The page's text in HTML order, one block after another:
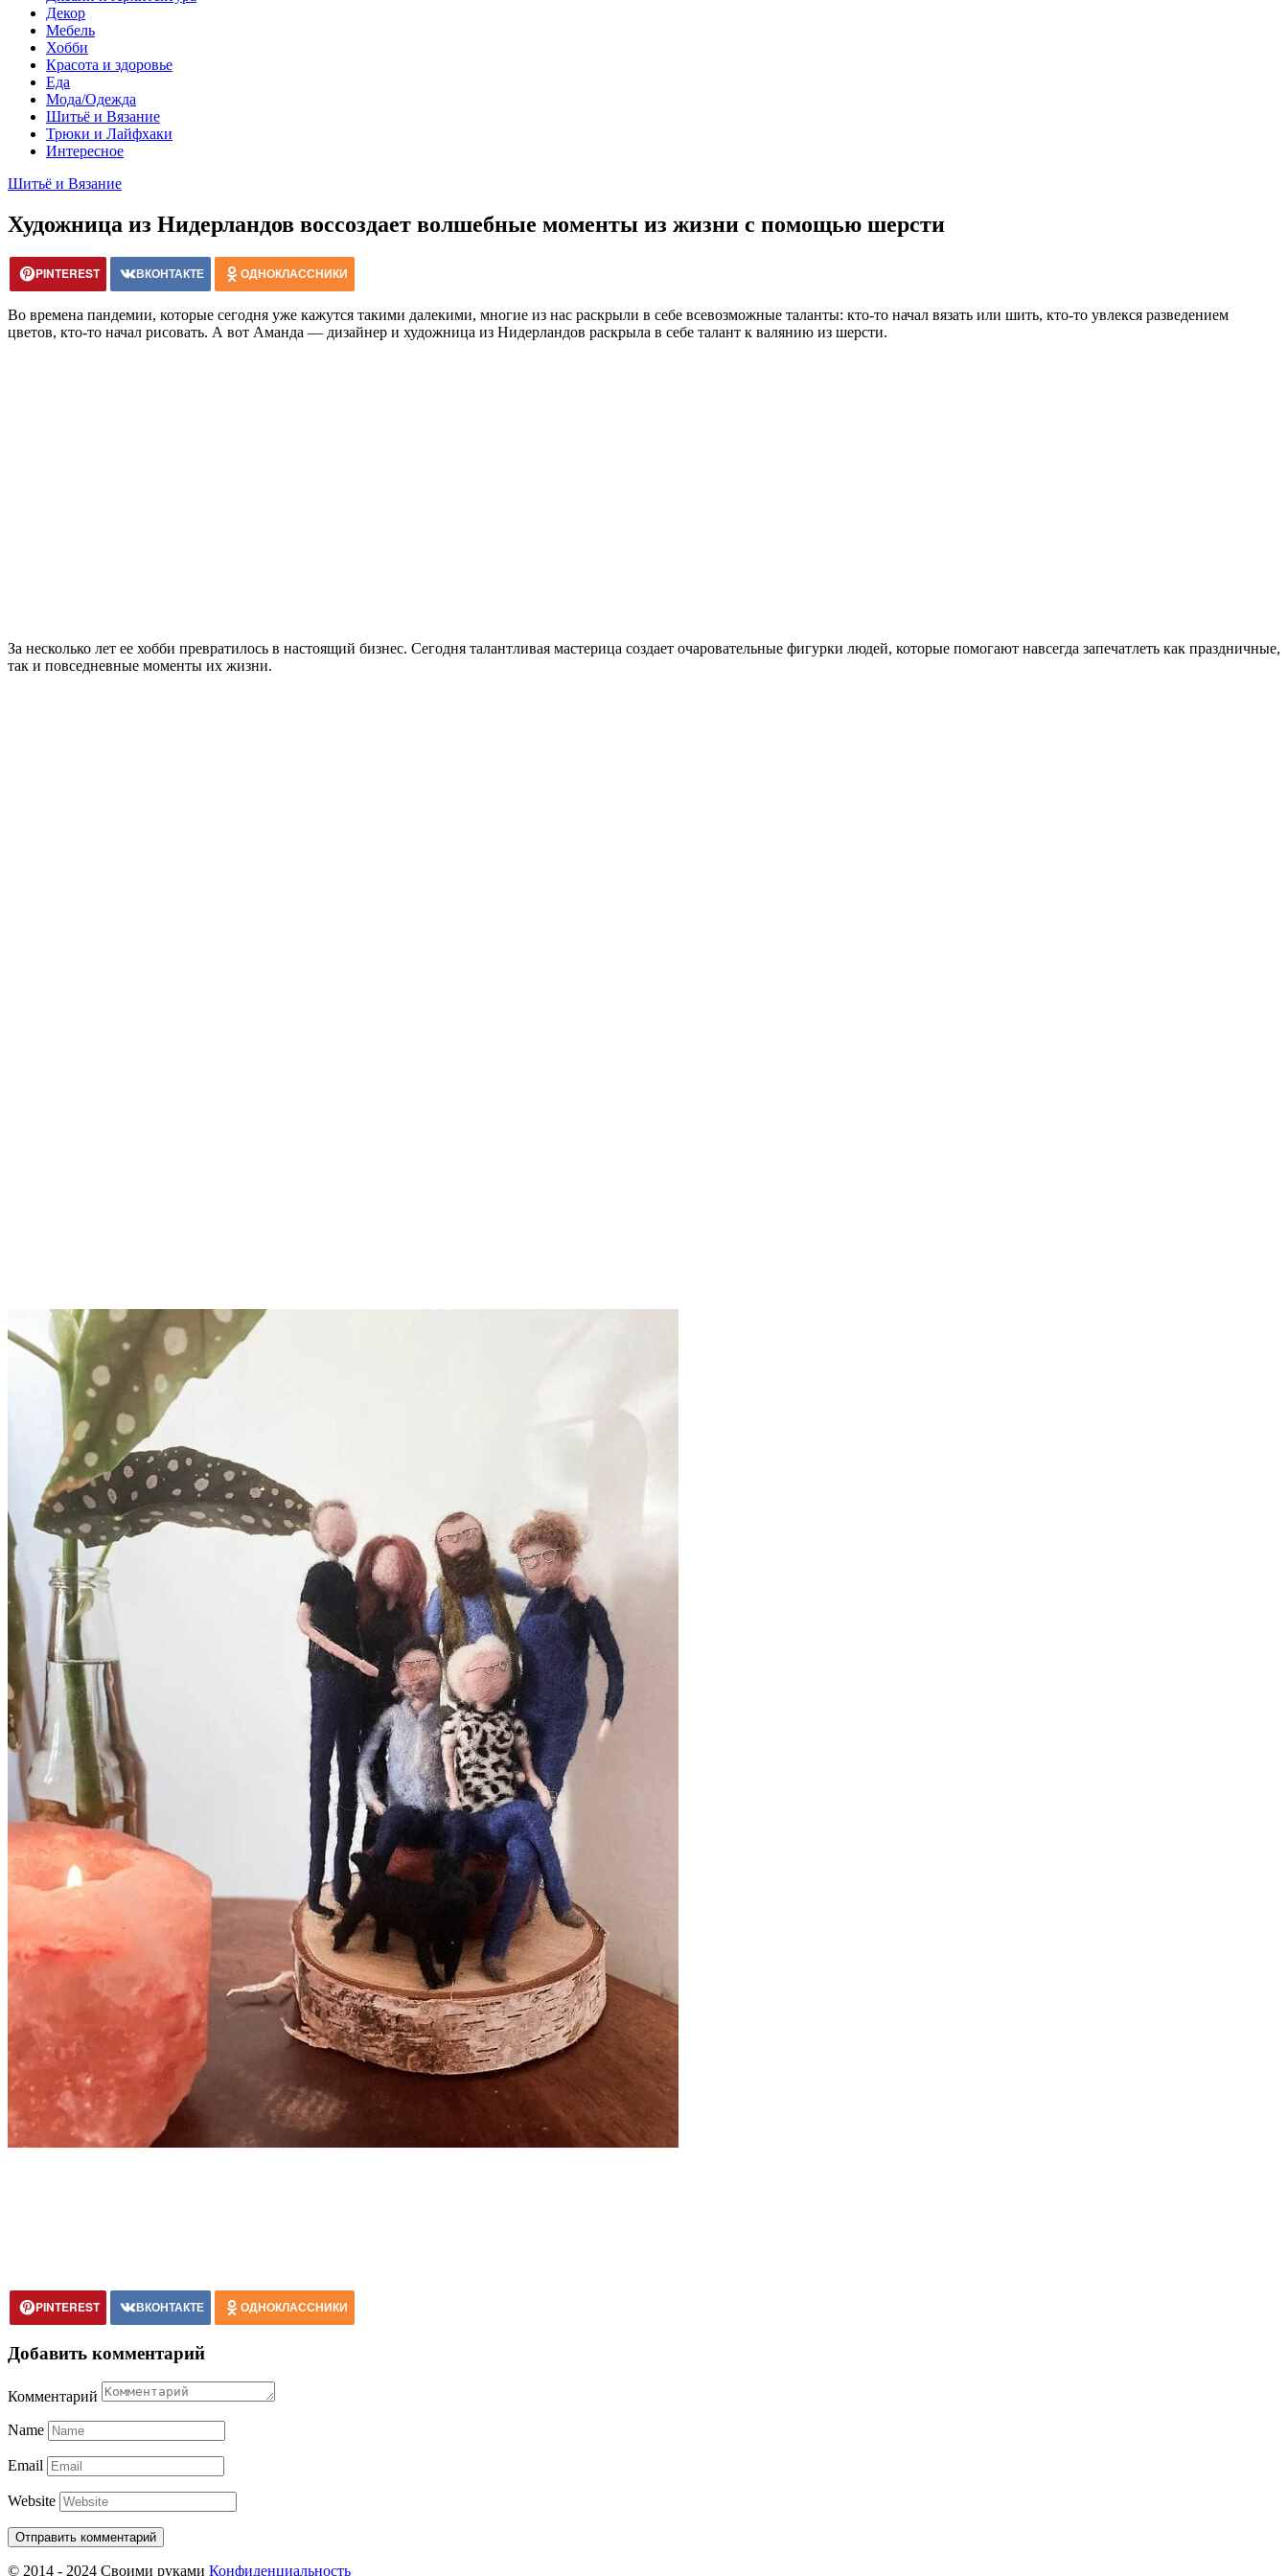
Декор
Мебель
Хобби
Красота и здоровье
Еда
Мода/Одежда
Шитьё и Вязание
Трюки и Лайфхаки
Интересное
Шитьё и Вязание
Художница из Нидерландов воссоздает волшебные моменты из жизни с помощью шерсти
PINTEREST ВКОНТАКТЕ ОДНОКЛАССНИКИ
Во времена пандемии, которые сегодня уже кажутся такими далекими, многие из нас раскрыли в себе всевозможные таланты: кто-то начал вязать или шить, кто-то увлекся разведением
цветов, кто-то начал рисовать. А вот Аманда — дизайнер и художница из Нидерландов раскрыла в себе талант к валянию из шерсти.
За несколько лет ее хобби превратилось в настоящий бизнес. Сегодня талантливая мастерица создает очаровательные фигурки людей, которые помогают навсегда запечатлеть как праздничные,
так и повседневные моменты их жизни.
PINTEREST ВКОНТАКТЕ ОДНОКЛАССНИКИ
Добавить комментарий
Комментарий
Name
Email
Website
© 2014 - 2024 Своими руками Конфиденциальность